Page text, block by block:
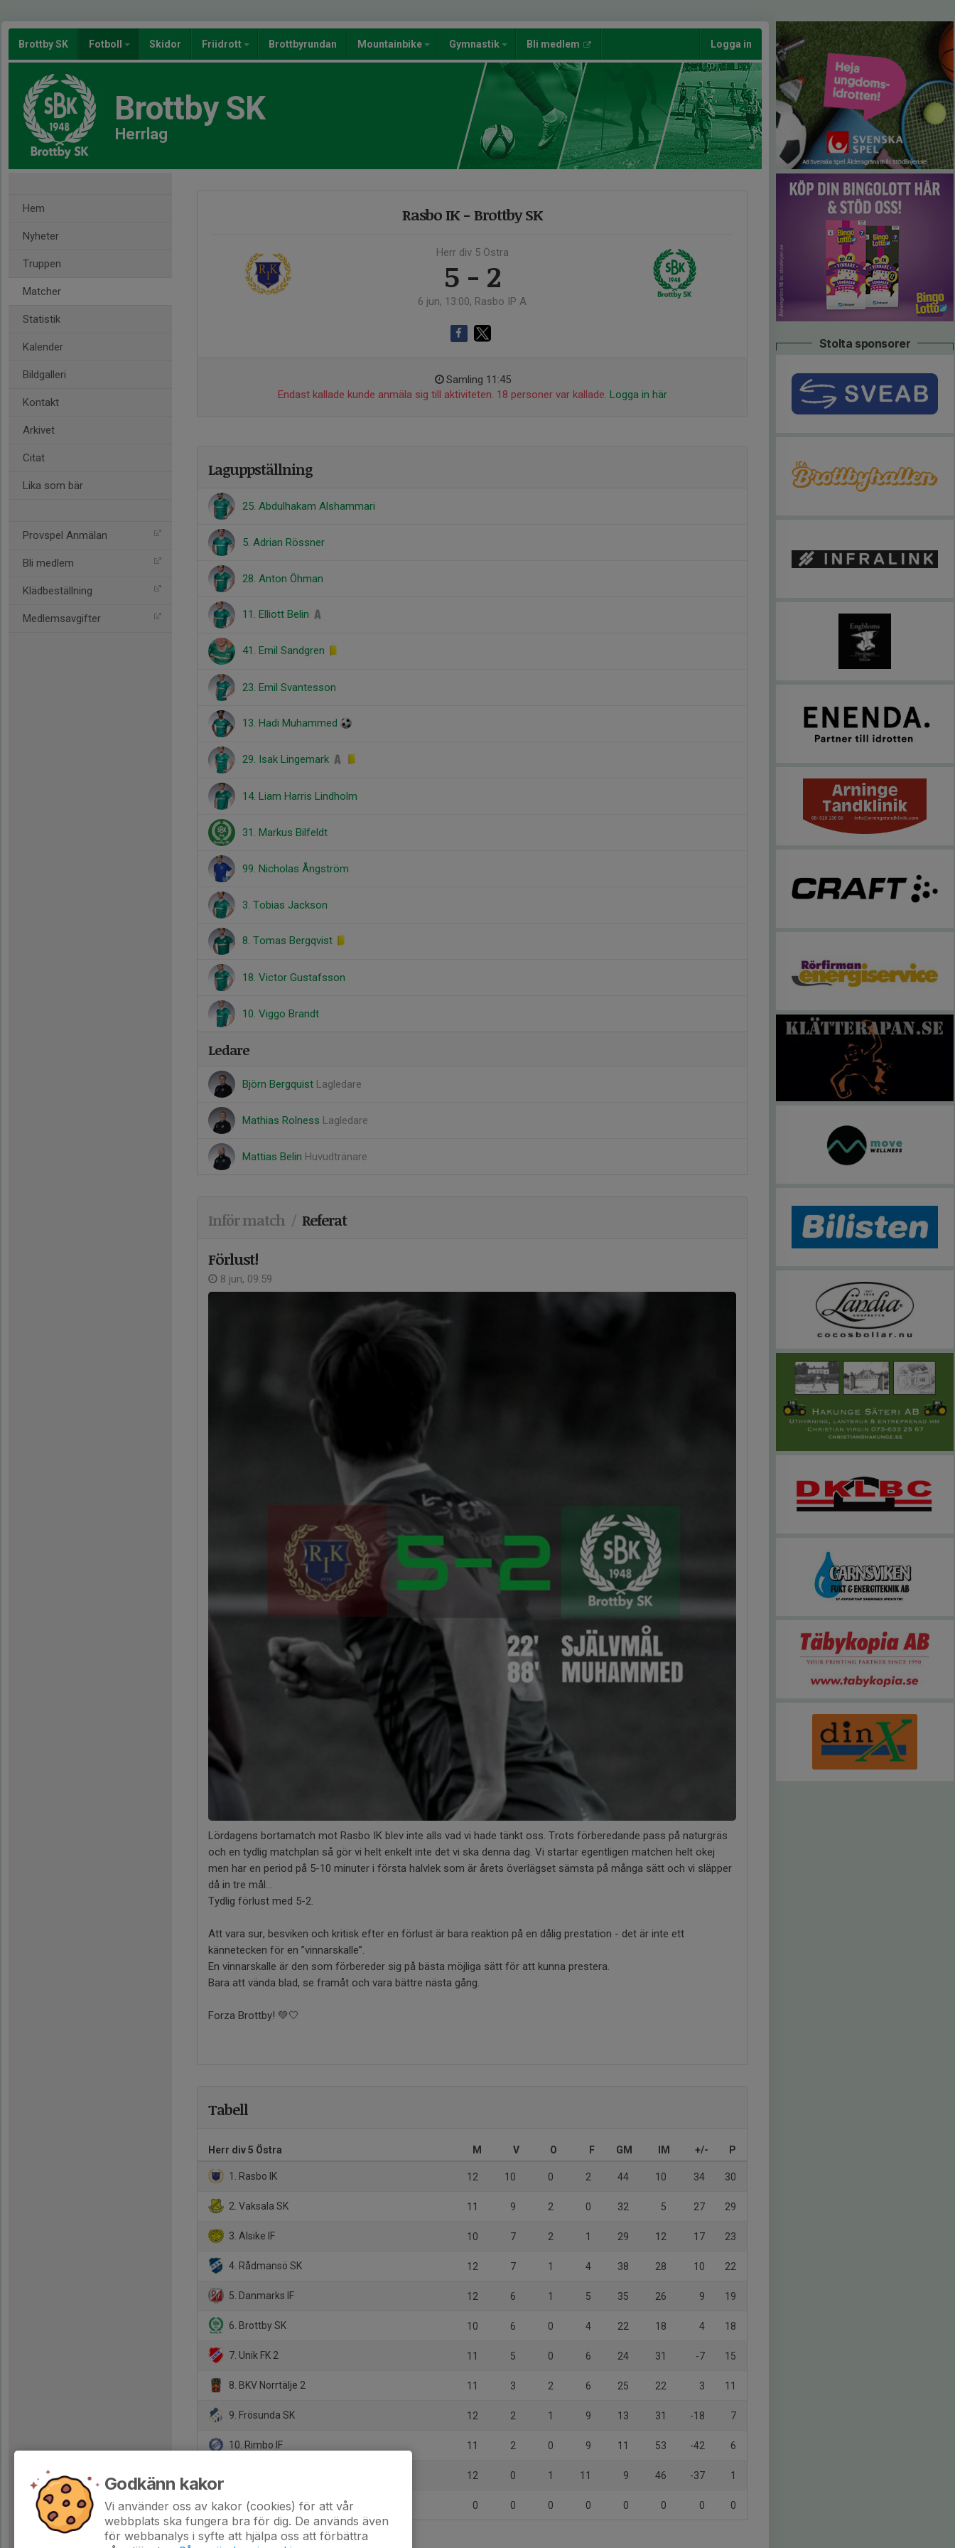
Brottby SK Fotboll Skidor Friidrott Brottbyrundan Mountainbike Gymnastik Bli medlem Logga in
Brottby SK
Herrlag
Hem
Nyheter
Truppen
Matcher
Statistik
Kalender
Bildgalleri
Kontakt
Arkivet
Citat
Lika som bär
Provspel Anmälan
Bli medlem
Klädbeställning
Medlemsavgifter
Rasbo IK - Brottby SK
Herr div 5 Östra
5 - 2
6 jun, 13:00, Rasbo IP A
Samling 11:45
Endast kallade kunde anmäla sig till aktiviteten. 18 personer var kallade. Logga in här
Laguppställning
25. Abdulhakam Alshammari
5. Adrian Rössner
28. Anton Öhman
11. Elliott Belin
41. Emil Sandgren
23. Emil Svantesson
13. Hadi Muhammed
29. Isak Lingemark
14. Liam Harris Lindholm
31. Markus Bilfeldt
99. Nicholas Ångström
3. Tobias Jackson
8. Tomas Bergqvist
18. Victor Gustafsson
10. Viggo Brandt
Ledare
Björn Bergquist Lagledare
Mathias Rolness Lagledare
Mattias Belin Huvudtränare
Inför match Referat
Förlust!
8 jun, 09:59
Lördagens bortamatch mot Rasbo IK blev inte alls vad vi hade tänkt oss. Trots förberedande pass på naturgräs
och en tydlig matchplan så gör vi helt enkelt inte det vi ska denna dag. Vi startar egentligen matchen helt okej
men har en period på 5-10 minuter i första halvlek som är årets överlägset sämsta på många sätt och vi släpper
då in tre mål...
Tydlig förlust med 5-2.
Att vara sur, besviken och kritisk efter en förlust är bara reaktion på en dålig prestation - det är inte ett
kännetecken för en ”vinnarskalle”.
En vinnarskalle är den som förbereder sig på bästa möjliga sätt för att kunna prestera.
Bara att vända blad, se framåt och vara bättre nästa gång.
Forza Brottby! 💚🤍
Tabell
Herr div 5 Östra M V O F GM IM +/- P
1. Rasbo IK 12 10 0 2 44 10 34 30
2. Vaksala SK 11 9 2 0 32 5 27 29
3. Alsike IF 10 7 2 1 29 12 17 23
4. Rådmansö SK 12 7 1 4 38 28 10 22
5. Danmarks IF 12 6 1 5 35 26 9 19
6. Brottby SK 10 6 0 4 22 18 4 18
7. Unik FK 2 11 5 0 6 24 31 -7 15
8. BKV Norrtälje 2 11 3 2 6 25 22 3 11
9. Frösunda SK 12 2 1 9 13 31 -18 7
10. Rimbo IF 11 2 0 9 11 53 -42 6
12 0 1 11 9 46 -37 1
12. Almunge IK 0 0 0 0 0 0 0 0
Stolta sponsorer
Godkänn kakor
Vi använder oss av kakor (cookies) för att vår
webbplats ska fungera bra för dig. De används även
för webbanalys i syfte att hjälpa oss att förbättra